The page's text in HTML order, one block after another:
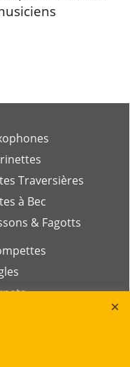
Traversières
à Bec
& Fagotts